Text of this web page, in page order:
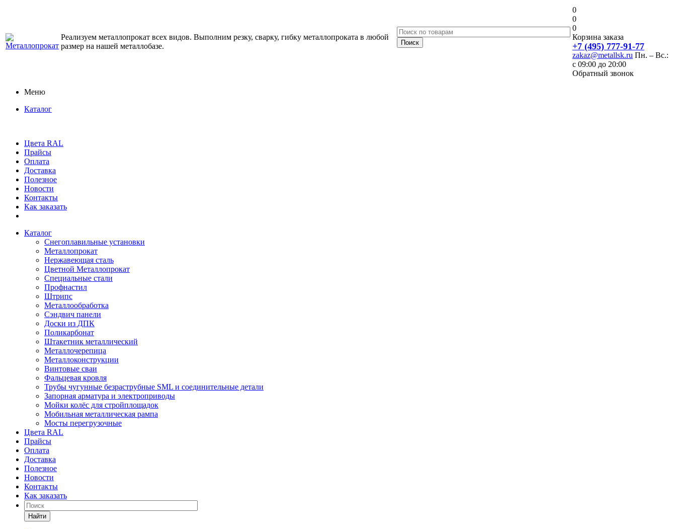
Реализуем металлопрокат всех видов. Выполним резку, сварку, гибку металлопроката в любой
размер на нашей металлобазе.
0
0
0
Корзина заказа
+7 (495) 777-91-77
zakaz@metallsk.ru Пн. – Вс.:
с 09:00 до 20:00
Обратный звонок
Меню
Каталог
Цвета RAL
Прайсы
Оплата
Доставка
Полезное
Новости
Контакты
Как заказать
Каталог
Снегоплавильные установки
Металлопрокат
Нержавеющая сталь
Цветной Металлопрокат
Специальные стали
Профнастил
Штрипс
Металлообработка
Сэндвич панели
Доски из ДПК
Поликарбонат
Штакетник металлический
Металлочерепица
Металлоконструкции
Винтовые сваи
Фальцевая кровля
Трубы чугунные безраструбные SML и соединительные детали
Запорная арматура и электроприводы
Мойки колёс для стройплощадок
Мобильная металлическая рампа
Мосты перегрузочные
Цвета RAL
Прайсы
Оплата
Доставка
Полезное
Новости
Контакты
Как заказать
Найти